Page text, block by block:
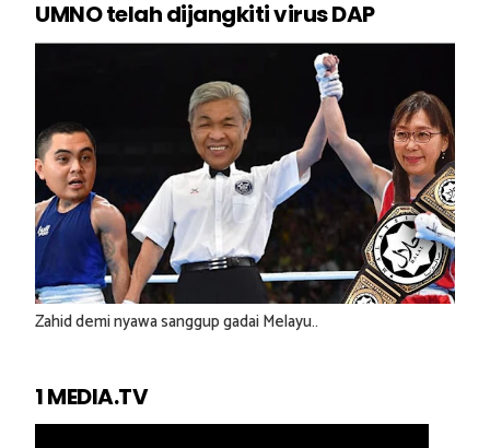
UMNO telah dijangkiti virus DAP
Zahid demi nyawa sanggup gadai Melayu..
1 MEDIA.TV